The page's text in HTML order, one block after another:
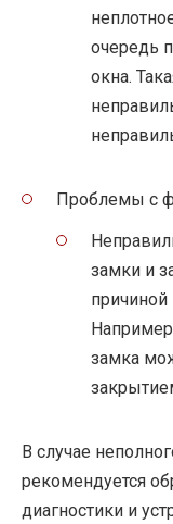
очередь
окна.
Проблемы с
замки и
причиной
замка
В случае
рекомендуется
диагностики и